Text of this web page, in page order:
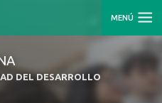
MENÚ
DEL DESARROLLO